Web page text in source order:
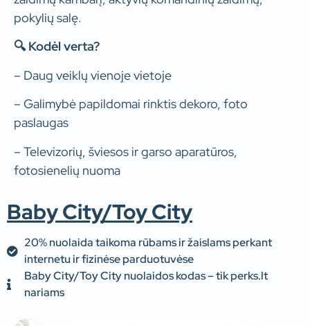
pokylių salę.
🔍 Kodėl verta?
– Daug veiklų vienoje vietoje
– Galimybė papildomai rinktis dekoro, foto
paslaugas
– Televizorių, šviesos ir garso aparatūros,
fotosienelių nuoma
Baby City/Toy City
20% nuolaida taikoma rūbams ir žaislams perkant
internetu ir fizinėse parduotuvėse
Baby City/Toy City nuolaidos kodas – tik perks.lt
nariams